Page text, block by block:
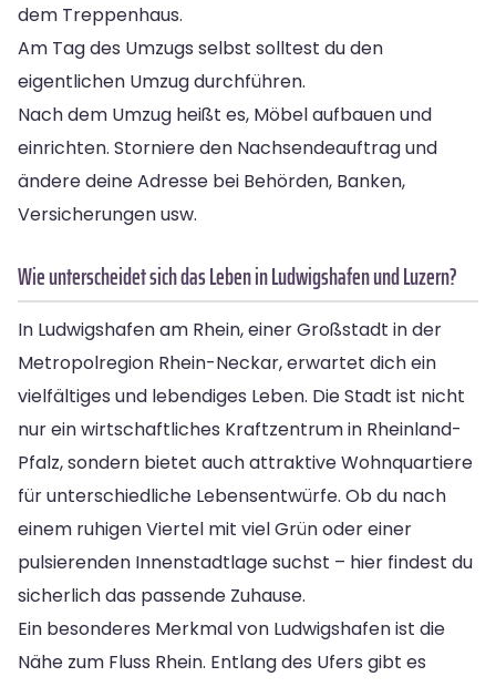
dem Treppenhaus.
Am Tag des Umzugs selbst solltest du den
eigentlichen Umzug durchführen.
Nach dem Umzug heißt es, Möbel aufbauen und
einrichten. Storniere den Nachsendeauftrag und
ändere deine Adresse bei Behörden, Banken,
Versicherungen usw.
Wie unterscheidet sich das Leben in Ludwigshafen und Luzern?
In Ludwigshafen am Rhein, einer Großstadt in der
Metropolregion Rhein-Neckar, erwartet dich ein
vielfältiges und lebendiges Leben. Die Stadt ist nicht
nur ein wirtschaftliches Kraftzentrum in Rheinland-
Pfalz, sondern bietet auch attraktive Wohnquartiere
für unterschiedliche Lebensentwürfe. Ob du nach
einem ruhigen Viertel mit viel Grün oder einer
pulsierenden Innenstadtlage suchst – hier findest du
sicherlich das passende Zuhause.
Ein besonderes Merkmal von Ludwigshafen ist die
Nähe zum Fluss Rhein. Entlang des Ufers gibt es